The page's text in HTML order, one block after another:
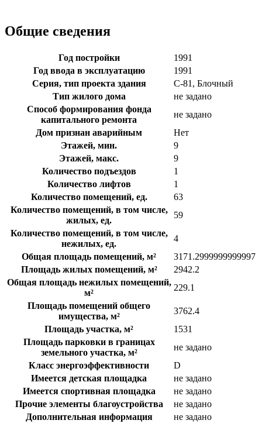
Общие сведения
Год постройки
1991
Год ввода в эксплуатацию
1991
Серия, тип проекта здания
С-81, Блочный
Тип жилого дома
не задано
Способ формирования фонда
капитального ремонта
не задано
Дом признан аварийным
Нет
Этажей, мин.
9
Этажей, макс.
9
Количество подъездов
1
Количество лифтов
1
Количество помещений, ед.
63
Количество помещений, в том числе,
жилых, ед.
59
Количество помещений, в том числе,
нежилых, ед.
4
Общая площадь помещений, м²
3171.2999999999997
Площадь жилых помещений, м²
2942.2
Общая площадь нежилых помещений,
м²
229.1
Площадь помещений общего
имущества, м²
3762.4
Площадь участка, м²
1531
Площадь парковки в границах
земельного участка, м²
не задано
Класс энергоэффективности
D
Имеется детская площадка
не задано
Имеется спортивная площадка
не задано
Прочие элементы благоустройства
не задано
Дополнительная информация
не задано